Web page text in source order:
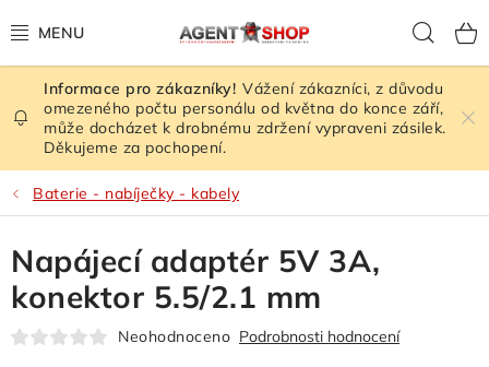
na
HODNOCENÍ OBCHODU
VEŠKERÉ ZBOŽÍ
ŠPIONÁŽNÍ TECHNIKA
RUŠIČKY SIGNÁLU
Vážení zákazníci, z důvodu
omezeného počtu personálu od května do konce září,
může docházet k drobnému zdržení vypraveni zásilek.
Děkujeme za pochopení.
Baterie - nabíječky - kabely
Napájecí adaptér 5V 3A,
konektor 5.5/2.1 mm
Neohodnoceno Podrobnosti hodnocení